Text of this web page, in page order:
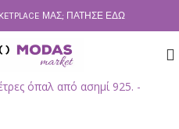
ΜΑΣ; ΠΆΤΗΣΕ ΕΔΏ